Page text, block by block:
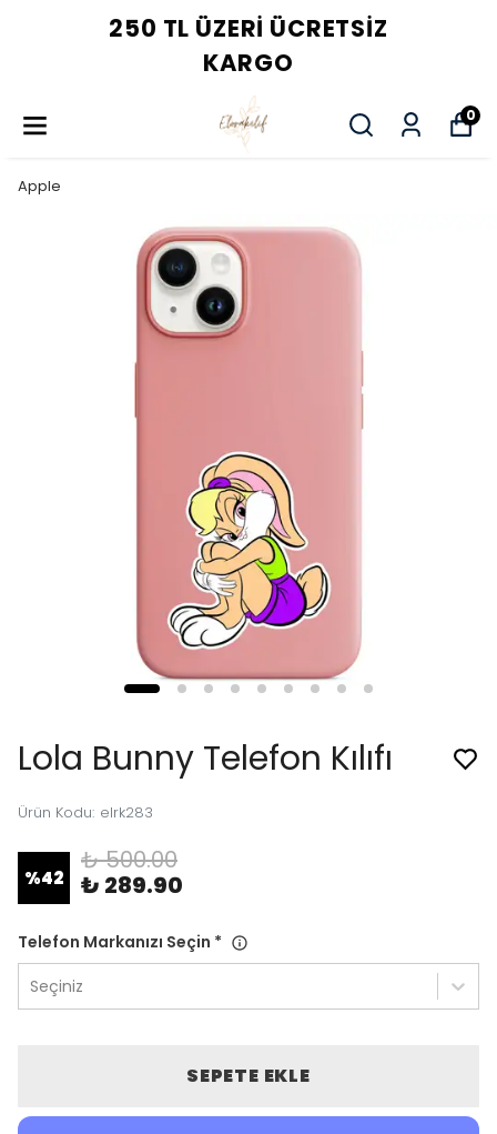
250 TL ÜZERI ÜCRETSIZ
KARGO
0
Apple
Lola Bunny Telefon Kılıfı
Ürün Kodu: elrk283
%42
₺ 500.00
₺ 289.90
Telefon Markanızı Seçin *
Seçiniz
SEPETE EKLE